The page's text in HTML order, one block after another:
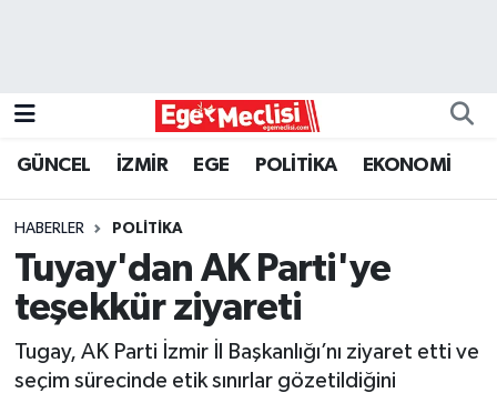
GÜNCEL İZMİR EGE POLİTİKA EKONOMİ
HABERLER POLİTİKA
Tuyay'dan AK Parti'ye
teşekkür ziyareti
Tugay, AK Parti İzmir İl Başkanlığı’nı ziyaret etti ve
seçim sürecinde etik sınırlar gözetildiğini
GÜNCEL
ÖZEL HABER
POLİTİKA